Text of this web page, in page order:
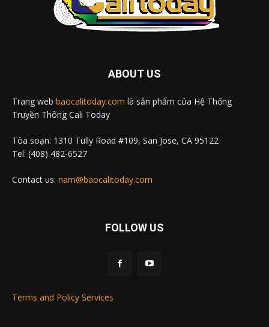
ABOUT US
Trang web baocalitoday.com là sản phẩm của Hệ Thống
Truyền Thông Cali Today
Tòa soạn: 1310 Tully Road #109, San Jose, CA 95122
Tel: (408) 482-6527
Contact us: nam@baocalitoday.com
FOLLOW US
Terms and Policy Services